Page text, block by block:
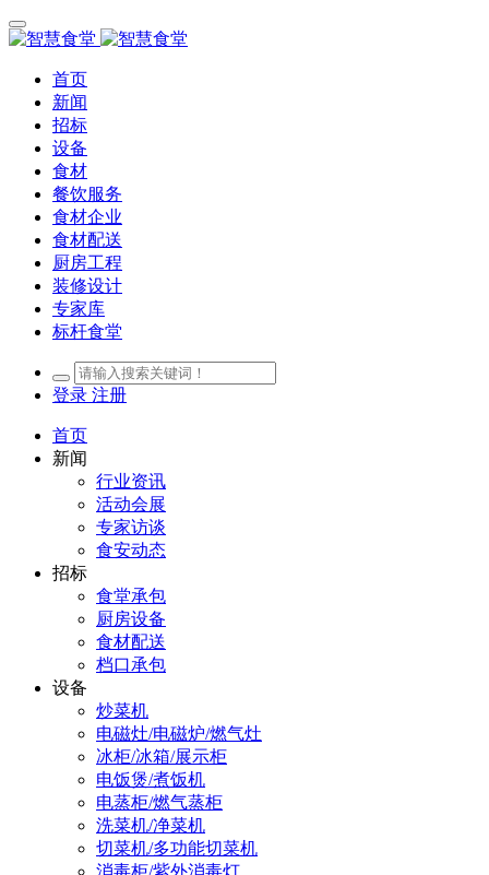
首页
新闻
招标
设备
食材
餐饮服务
食材企业
食材配送
厨房工程
装修设计
专家库
标杆食堂
登录 注册
首页
新闻
行业资讯
活动会展
专家访谈
食安动态
招标
食堂承包
厨房设备
食材配送
档口承包
设备
炒菜机
电磁灶/电磁炉/燃气灶
冰柜/冰箱/展示柜
电饭煲/煮饭机
电蒸柜/燃气蒸柜
洗菜机/净菜机
切菜机/多功能切菜机
消毒柜/紫外消毒灯